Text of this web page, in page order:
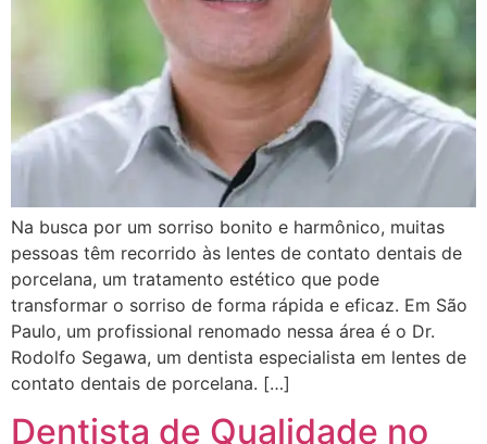
Na busca por um sorriso bonito e harmônico, muitas
pessoas têm recorrido às lentes de contato dentais de
porcelana, um tratamento estético que pode
transformar o sorriso de forma rápida e eficaz. Em São
Paulo, um profissional renomado nessa área é o Dr.
Rodolfo Segawa, um dentista especialista em lentes de
contato dentais de porcelana. […]
Dentista de Qualidade no